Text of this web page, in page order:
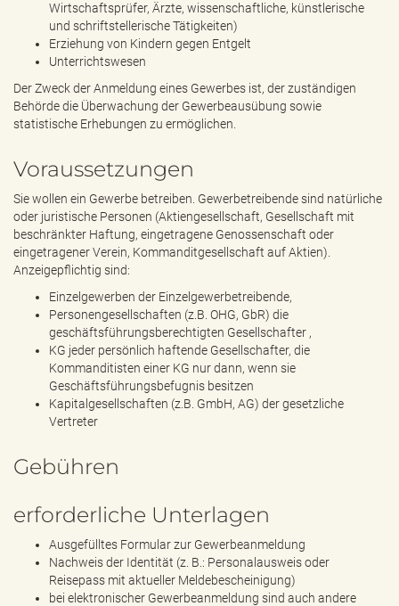
Wirtschaftsprüfer, Ärzte, wissenschaftliche, künstlerische
und schriftstellerische Tätigkeiten)
Erziehung von Kindern gegen Entgelt
Unterrichtswesen
Der Zweck der Anmeldung eines Gewerbes ist, der zuständigen
Behörde die Überwachung der Gewerbeausübung sowie
statistische Erhebungen zu ermöglichen.
Voraussetzungen
Sie wollen ein Gewerbe betreiben. Gewerbetreibende sind natürliche
oder juristische Personen (Aktiengesellschaft, Gesellschaft mit
beschränkter Haftung, eingetragene Genossenschaft oder
eingetragener Verein, Kommanditgesellschaft auf Aktien).
Anzeigepflichtig sind:
Einzelgewerben der Einzelgewerbetreibende,
Personengesellschaften (z.B. OHG, GbR) die
geschäftsführungsberechtigten Gesellschafter ,
KG jeder persönlich haftende Gesellschafter, die
Kommanditisten einer KG nur dann, wenn sie
Geschäftsführungsbefugnis besitzen
Kapitalgesellschaften (z.B. GmbH, AG) der gesetzliche
Vertreter
Gebühren
erforderliche Unterlagen
Ausgefülltes Formular zur Gewerbeanmeldung
Nachweis der Identität (z. B.: Personalausweis oder
Reisepass mit aktueller Meldebescheinigung)
bei elektronischer Gewerbeanmeldung sind auch andere